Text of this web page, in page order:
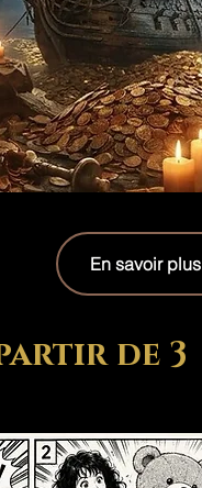
En savoir plus
partir de 3